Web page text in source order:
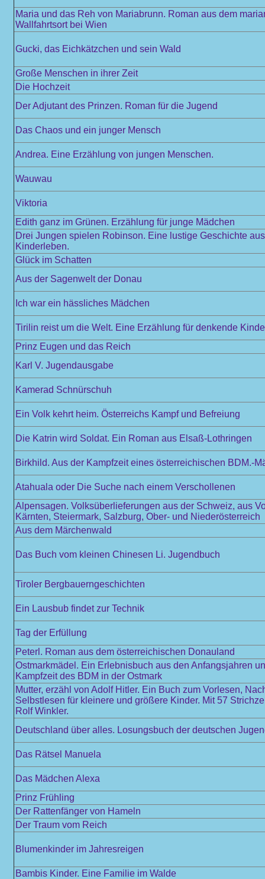
Maria und das Reh von Mariabrunn. Roman aus dem
Wallfahrtsort bei Wien
Gucki, das Eichkätzchen und sein Wald
Große Menschen in ihrer Zeit
Die Hochzeit
Der Adjutant des Prinzen. Roman für die Jugend
Das Chaos und ein junger Mensch
Andrea. Eine Erzählung von jungen Menschen.
Wauwau
Viktoria
Edith ganz im Grünen. Erzählung für junge Mädchen
Drei Jungen spielen Robinson. Eine lustige Geschichte
Kinderleben.
Glück im Schatten
Aus der Sagenwelt der Donau
Ich war ein hässliches Mädchen
Tirilin reist um die Welt. Eine Erzählung für denkende
Prinz Eugen und das Reich
Karl V. Jugendausgabe
Kamerad Schnürschuh
Ein Volk kehrt heim. Österreichs Kampf und Befreiung
Die Katrin wird Soldat. Ein Roman aus Elsaß-Lothringen
Birkhild. Aus der Kampfzeit eines österreichischen BDM.-
Atahuala oder Die Suche nach einem Verschollenen
Alpensagen. Volksüberlieferungen aus der Schweiz, aus
Kärnten, Steiermark, Salzburg, Ober- und Niederösterreich
Aus dem Märchenwald
Das Buch vom kleinen Chinesen Li. Jugendbuch
Tiroler Bergbauerngeschichten
Ein Lausbub findet zur Technik
Tag der Erfüllung
Peterl. Roman aus dem österreichischen Donauland
Ostmarkmädel. Ein Erlebnisbuch aus den Anfangsjahren
Kampfzeit des BDM in der Ostmark
Mutter, erzähl von Adolf Hitler. Ein Buch zum Vorlesen,
Selbstlesen für kleinere und größere Kinder. Mit 57
Rolf Winkler.
Deutschland über alles. Losungsbuch der deutschen
Das Rätsel Manuela
Das Mädchen Alexa
Prinz Frühling
Der Rattenfänger von Hameln
Der Traum vom Reich
Blumenkinder im Jahresreigen
Bambis Kinder. Eine Familie im Walde